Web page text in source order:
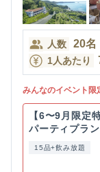
人数 20名
1人あたり
みんなのイベント限
【6〜9月限定
パーティプラン
15品+飲み放題